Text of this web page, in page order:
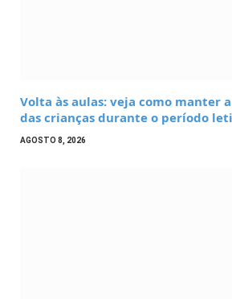
Volta às aulas: veja como manter
das crianças durante o período
AGOSTO 8, 2026